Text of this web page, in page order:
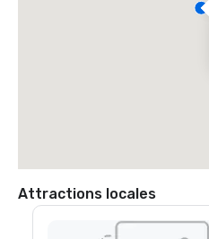
Attractions locales